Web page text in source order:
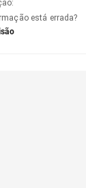
:
está errada?